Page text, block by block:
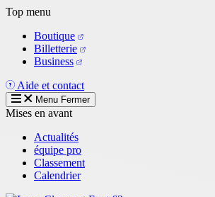
Aller
contenu
principal
Top menu
Boutique
Billetterie
Business
Aide et contact
Menu Fermer
Mises en avant
Actualités
équipe pro
Classement
Calendrier